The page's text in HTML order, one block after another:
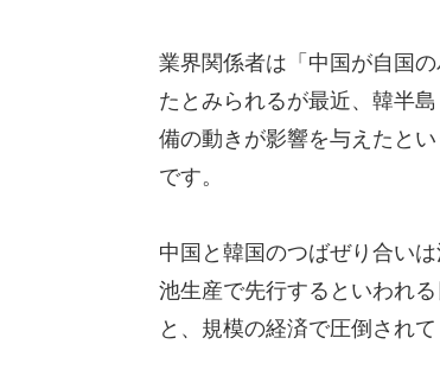
業界関係者は「中国が自国
たとみられるが最近、韓半
備の動きが影響を与えたと
です。
中国と韓国のつばぜり合い
池生産で先行するといわれ
と、規模の経済で圧倒されて